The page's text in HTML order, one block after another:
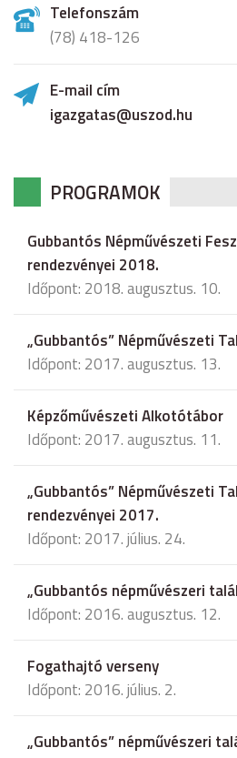
Telefonszám
(78) 418-126
E-mail cím
igazgatas@uszod.hu
PROGRAMOK
Gubbantós Népművészeti
rendezvényei 2018.
Időpont: 2018. augusztus. 10.
„Gubbantós” Népművészeti
Időpont: 2017. augusztus. 13.
Képzőművészeti Alkotótábor
Időpont: 2017. augusztus. 11.
„Gubbantós” Népművészeti
rendezvényei 2017.
Időpont: 2017. július. 24.
„Gubbantós népművészeri
Időpont: 2016. augusztus. 12.
Fogathajtó verseny
Időpont: 2016. július. 2.
„Gubbantós” népművészeri